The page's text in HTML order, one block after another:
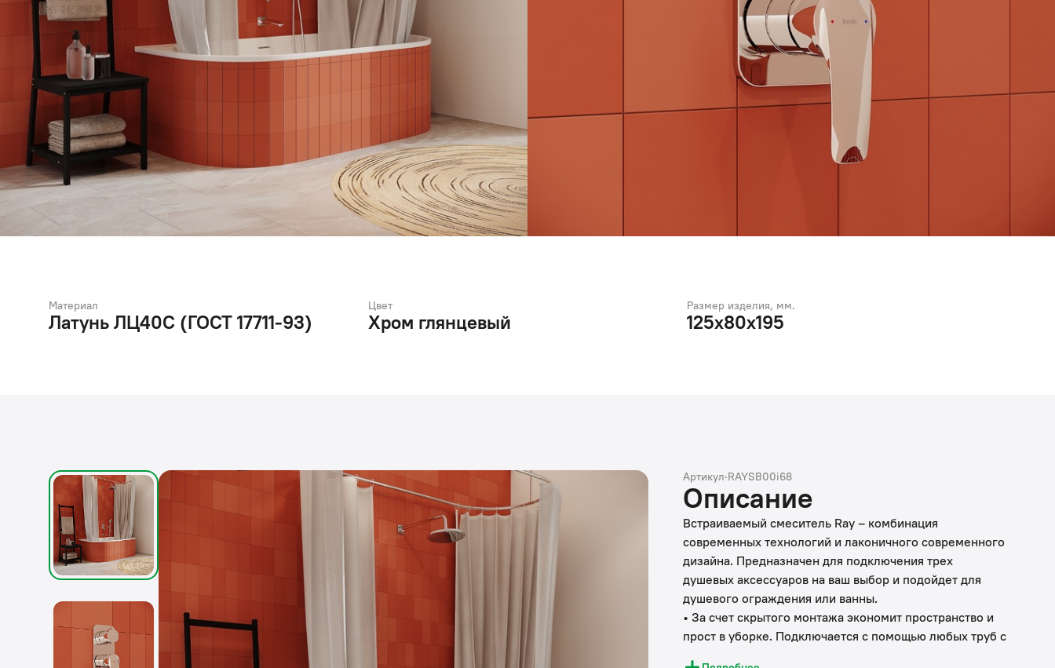
Материал
Латунь ЛЦ40C (ГОСТ 17711-93)
Цвет
Хром глянцевый
Размер изделия, мм.
125х80х195
Артикул·RAYSB00i68
Описание
Встраиваемый смеситель Ray – комбинация
современных технологий и лаконичного современного
дизайна. Предназначен для подключения трех
душевых аксессуаров на ваш выбор и подойдет для
душевого ограждения или ванны.
• За счет скрытого монтажа экономит пространство и
прост в уборке. Подключается с помощью любых труб с